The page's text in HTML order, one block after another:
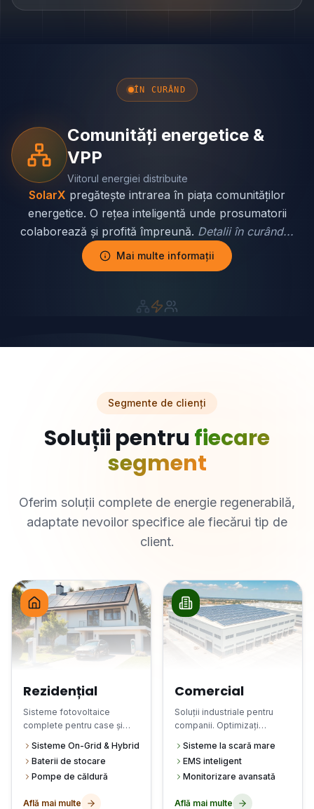
ÎN CURÂND
Comunități energetice &
VPP
Viitorul energiei distribuite
SolarX pregătește intrarea în piața comunităților
energetice. O rețea inteligentă unde prosumatorii
colaborează și profită împreună. Detalii în curând...
Mai multe informații
Segmente de clienți
Soluții pentru fiecare
segment
Oferim soluții complete de energie regenerabilă,
adaptate nevoilor specifice ale fiecărui tip de
client.
Rezidențial
Sisteme fotovoltaice
complete pentru case și
energie și creșteți valoarea
proprietății.
Sisteme On-Grid & Hybrid
Baterii de stocare
Pompe de căldură
Află mai multe
Comercial
Soluții industriale pentru
companii. Optimizați
reduceți amprenta de
carbon.
Sisteme la scară mare
EMS inteligent
Monitorizare avansată
Află mai multe